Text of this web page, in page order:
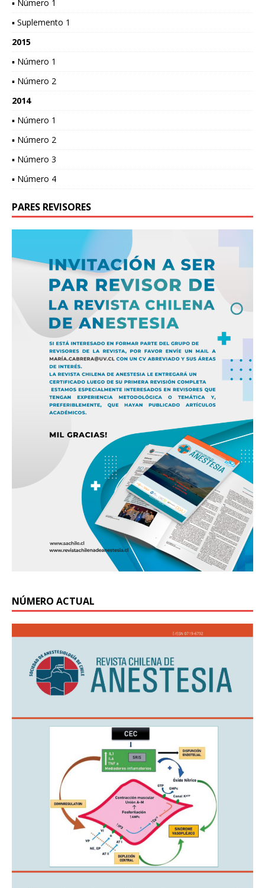
▪ Número 1
▪ Suplemento 1
2015
▪ Número 1
▪ Número 2
2014
▪ Número 1
▪ Número 2
▪ Número 3
▪ Número 4
PARES REVISORES
NÚMERO ACTUAL